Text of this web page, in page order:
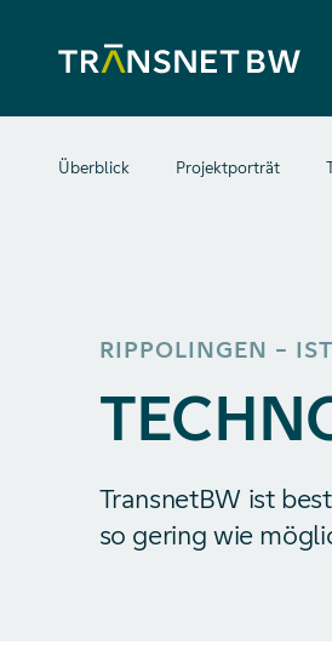
Überblick Projektporträt
RIPPOLINGEN –
TransnetBW ist
so gering wie